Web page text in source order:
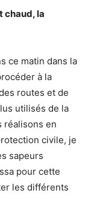
chaud, la
ce matin dans la
à la
routes et de
utilisés de la
réalisons en
civile, je
sapeurs
pour cette
les différents